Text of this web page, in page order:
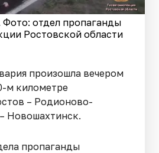
Фото: отдел пропаганды
Ростовской области
произошла вечером
м километре
– Родионово-
Новошахтинск.
пропаганды